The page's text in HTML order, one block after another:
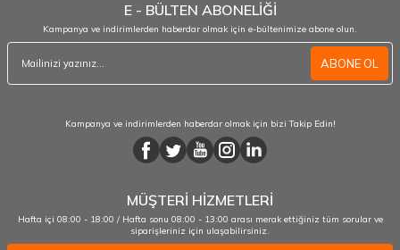
E - BÜLTEN ABONELİĞİ
Kampanya ve indirimlerden haberdar olmak için e-bültenimize abone olun.
ABONE OL
Kampanya ve indirimlerden haberdar olmak için bizi Takip Edin!
MÜŞTERİ HİZMETLERİ
Hafta içi 08:00 - 18:00 / Hafta sonu 08:00 - 13:00 arası merak ettiğiniz tüm sorular ve
siparişleriniz için ulaşabilirsiniz.